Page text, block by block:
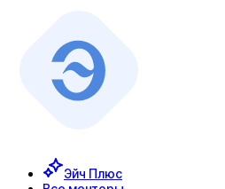
Эйч Плюс